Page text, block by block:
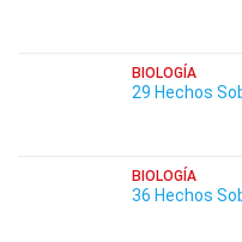
BIOLOGÍA
29 Hechos
BIOLOGÍA
36 Hechos